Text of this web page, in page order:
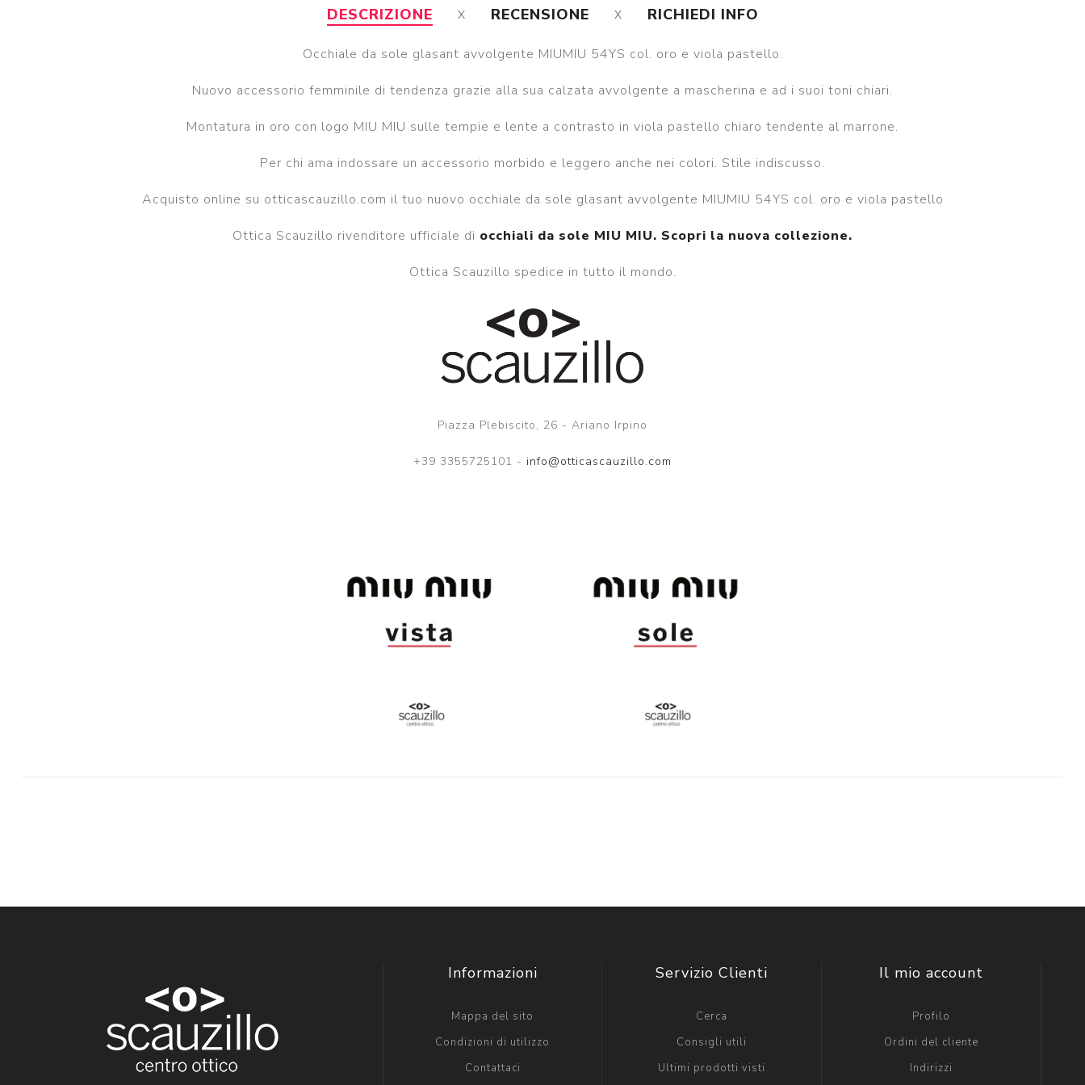
DESCRIZIONE RECENSIONE RICHIEDI INFO
Occhiale da sole glasant avvolgente MIUMIU 54YS col. oro e viola pastello.
Nuovo accessorio femminile di tendenza grazie alla sua calzata avvolgente a mascherina e ad i suoi toni chiari.
Montatura in oro con logo MIU MIU sulle tempie e lente a contrasto in viola pastello chiaro tendente al marrone.
Per chi ama indossare un accessorio morbido e leggero anche nei colori. Stile indiscusso.
Acquisto online su otticascauzillo.com il tuo nuovo occhiale da sole glasant avvolgente MIUMIU 54YS col. oro e viola pastello
Ottica Scauzillo rivenditore ufficiale di occhiali da sole MIU MIU. Scopri la nuova collezione.
Ottica Scauzillo spedice in tutto il mondo.
Piazza Plebiscito, 26 - Ariano Irpino
+39 3355725101 - info@otticascauzillo.com
Informazioni
Mappa del sito
Condizioni di utilizzo
Contattaci
Servizio Clienti
Cerca
Consigli utili
Ultimi prodotti visti
Il mio account
Profilo
Ordini del cliente
Indirizzi